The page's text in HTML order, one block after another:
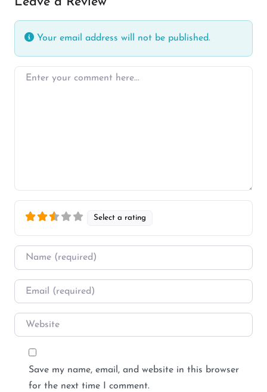
Your email address will not be published.
Enter your comment here…
Select a rating
Name
Email
Website
Save my name, email, and website in this browser
for the next time I comment.